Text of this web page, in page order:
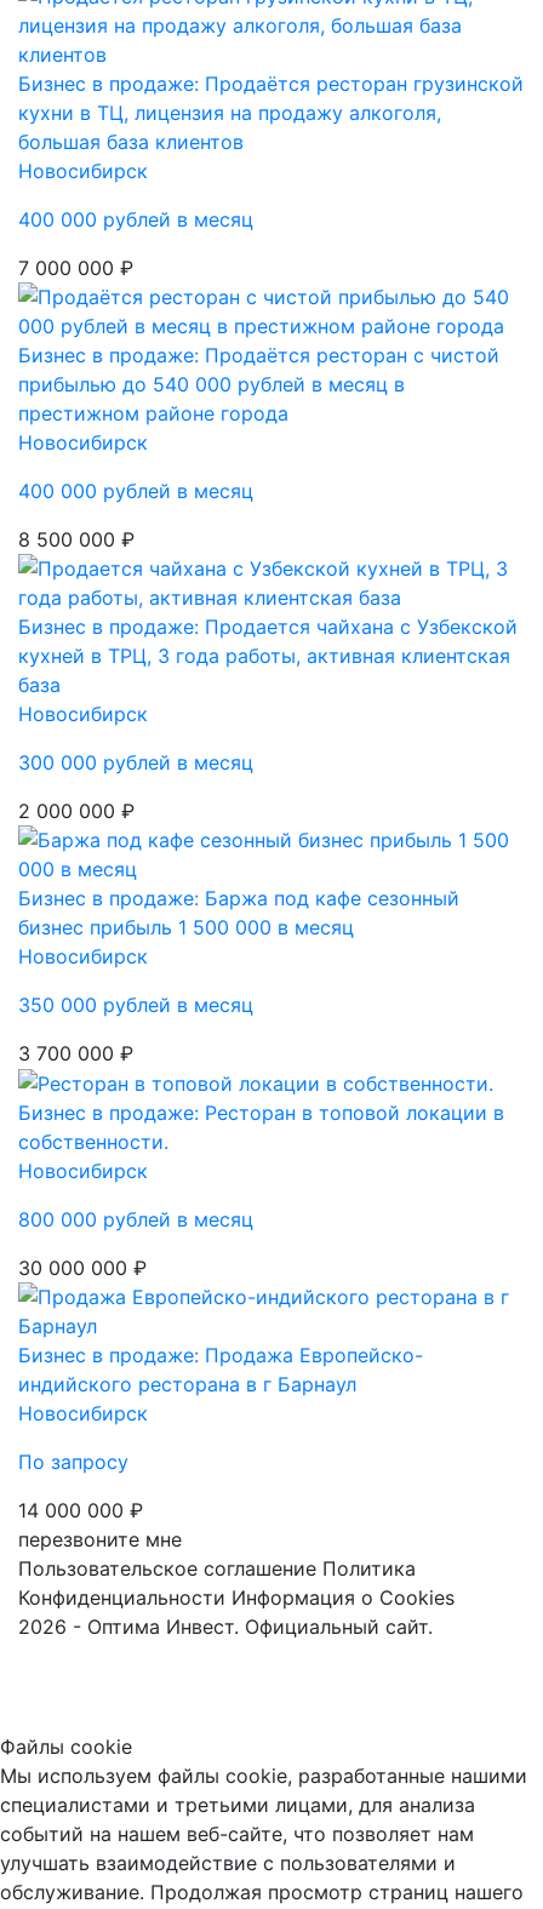
Бизнес в продаже: Продаётся ресторан грузинской
кухни в ТЦ, лицензия на продажу алкоголя,
большая база клиентов
Новосибирск
400 000 рублей в месяц
7 000 000 ₽
Бизнес в продаже: Продаётся ресторан с чистой
прибылью до 540 000 рублей в месяц в
престижном районе города
Новосибирск
400 000 рублей в месяц
8 500 000 ₽
Бизнес в продаже: Продается чайхана с Узбекской
кухней в ТРЦ, 3 года работы, активная клиентская
база
Новосибирск
300 000 рублей в месяц
2 000 000 ₽
Бизнес в продаже: Баржа под кафе сезонный
бизнес прибыль 1 500 000 в месяц
Новосибирск
350 000 рублей в месяц
3 700 000 ₽
Бизнес в продаже: Ресторан в топовой локации в
собственности.
Новосибирск
800 000 рублей в месяц
30 000 000 ₽
Бизнес в продаже: Продажа Европейско-
индийского ресторана в г Барнаул
Новосибирск
По запросу
14 000 000 ₽
перезвоните мне
Пользовательское соглашение Политика
Конфиденциальности Информация о Cookies
2026 - Оптима Инвест. Официальный сайт.
Файлы cookie
Мы используем файлы cookie, разработанные нашими
специалистами и третьими лицами, для анализа
событий на нашем веб-сайте, что позволяет нам
улучшать взаимодействие с пользователями и
обслуживание. Продолжая просмотр страниц нашего